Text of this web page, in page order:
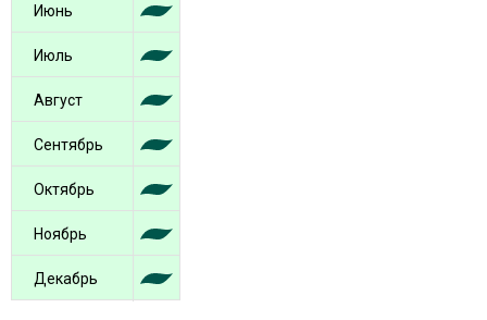
Июнь
Июль
Август
Сентябрь
Октябрь
Ноябрь
Декабрь